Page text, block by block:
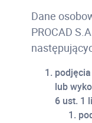
Dane
PROCAD
lub
6 ust. 1